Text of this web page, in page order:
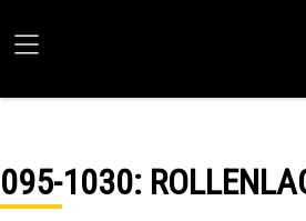
095-1030: